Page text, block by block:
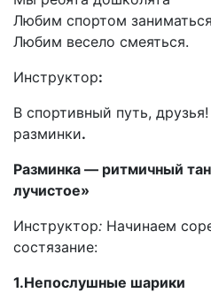
Любим спортом заниматься
Любим весело смеяться.
Инструктор:
В спортивный путь,
разминки.
Разминка — ритмичный
лучистое»
Инструктор: Начинаем
состязание:
1.Непослушные шарики